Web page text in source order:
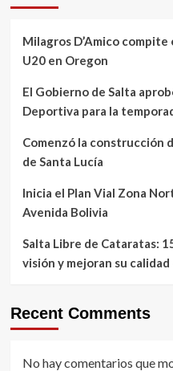
Milagros D’Amico
U20 en Oregon
El Gobierno de Salta
Deportiva para la
Comenzó la construcción
de Santa Lucía
Inicia el Plan Vial Zona
Avenida Bolivia
Salta Libre de Cataratas:
visión y mejoran su calidad
Recent Comments
No hay comentarios que